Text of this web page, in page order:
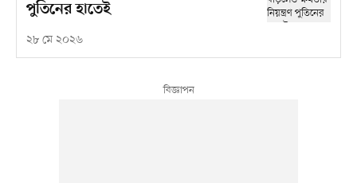
পুতিনের হাতেই
২৮ মে ২০২৬